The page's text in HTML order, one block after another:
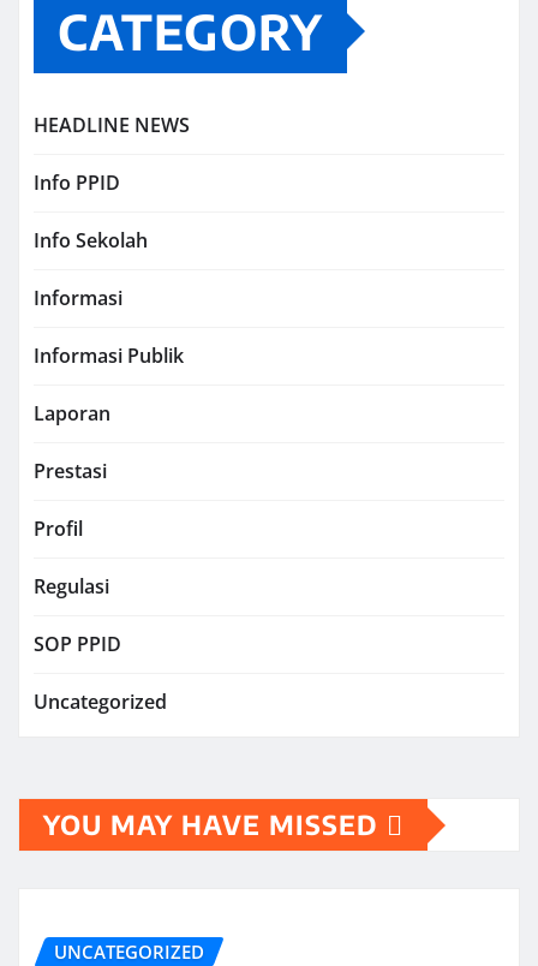
CATEGORY
HEADLINE NEWS
Info PPID
Info Sekolah
Informasi
Informasi Publik
Laporan
Prestasi
Profil
Regulasi
SOP PPID
Uncategorized
YOU MAY HAVE MISSED
UNCATEGORIZED